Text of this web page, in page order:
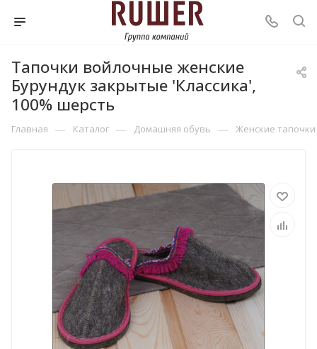
Тапочки войлочные женские
Бурундук закрытые 'Классика',
100% шерсть
Главная — Каталог — Домашняя обувь — Женские тапочки